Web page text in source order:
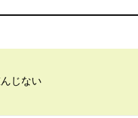
じない